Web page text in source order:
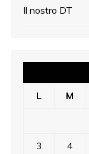
Il nostro DT
L
M
3 4